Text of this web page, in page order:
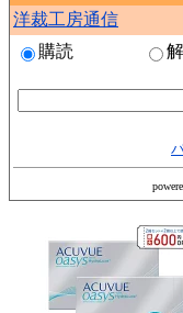
洋裁工房通信
購読